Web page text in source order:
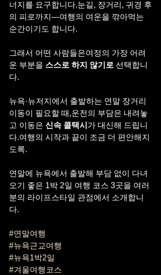
너지를 요구합니다.눈길, 장거리, 귀경 후
의 피로까지—여행의 여운을 깎아먹는
순간이기도 합니다.
그래서 어떤 사람들은여정의 가장 어려
운 부분을 스스로 하지 않기로 선택합니
다.
뉴욕·뉴저지에서 출발하는 연말 장거리
이동이 필요할 때,운전의 부담은 내려놓
고 이동은 신속 콜택시 가 대신해 드립니
다.여행의 시작과 끝이 조금 더 편안해지
도록.
연말에 뉴욕에서 출발해 부담 없이 다녀
오기 좋은 1박 2일 여행 코스 3곳을 여러
분의 라이프스타일 관점에서 소개합니
다.
#연말여행
#뉴욕근교여행
#뉴욕1박2일
#겨울여행코스